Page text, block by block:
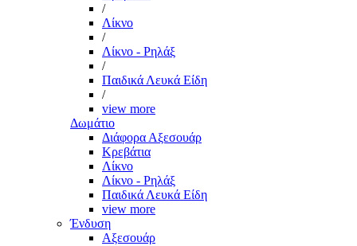
/
Λίκνο
/
Λίκνο - Ρηλάξ
/
Παιδικά Λευκά Είδη
/
view more
Δωμάτιο
Διάφορα Αξεσουάρ
Κρεβάτια
Λίκνο
Λίκνο - Ρηλάξ
Παιδικά Λευκά Είδη
view more
Ένδυση
Αξεσουάρ